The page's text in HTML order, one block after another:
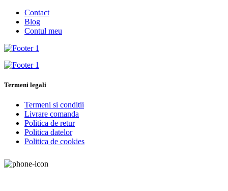
Contact
Blog
Contul meu
Termeni legali
Termeni si conditii
Livrare comanda
Politica de retur
Politica datelor
Politica de cookies